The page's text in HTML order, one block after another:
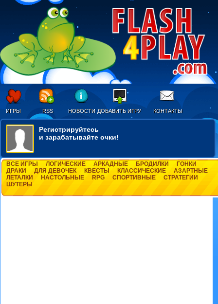
ИГРЫ RSS НОВОСТИ ДОБАВИТЬ ИГРУ КОНТАКТЫ
Регистрируйтесь
и зарабатывайте очки!
ВСЕ ИГРЫ ЛОГИЧЕСКИЕ АРКАДНЫЕ БРОДИЛКИ
ГОНКИ
ДРАКИ
ДЛЯ ДЕВОЧЕК КВЕСТЫ КЛАССИЧЕСКИЕ
АЗАРТНЫЕ
ЛЕТАЛКИ
НАСТОЛЬНЫЕ RPG СПОРТИВНЫЕ
СТРАТЕГИИ
ШУТЕРЫ